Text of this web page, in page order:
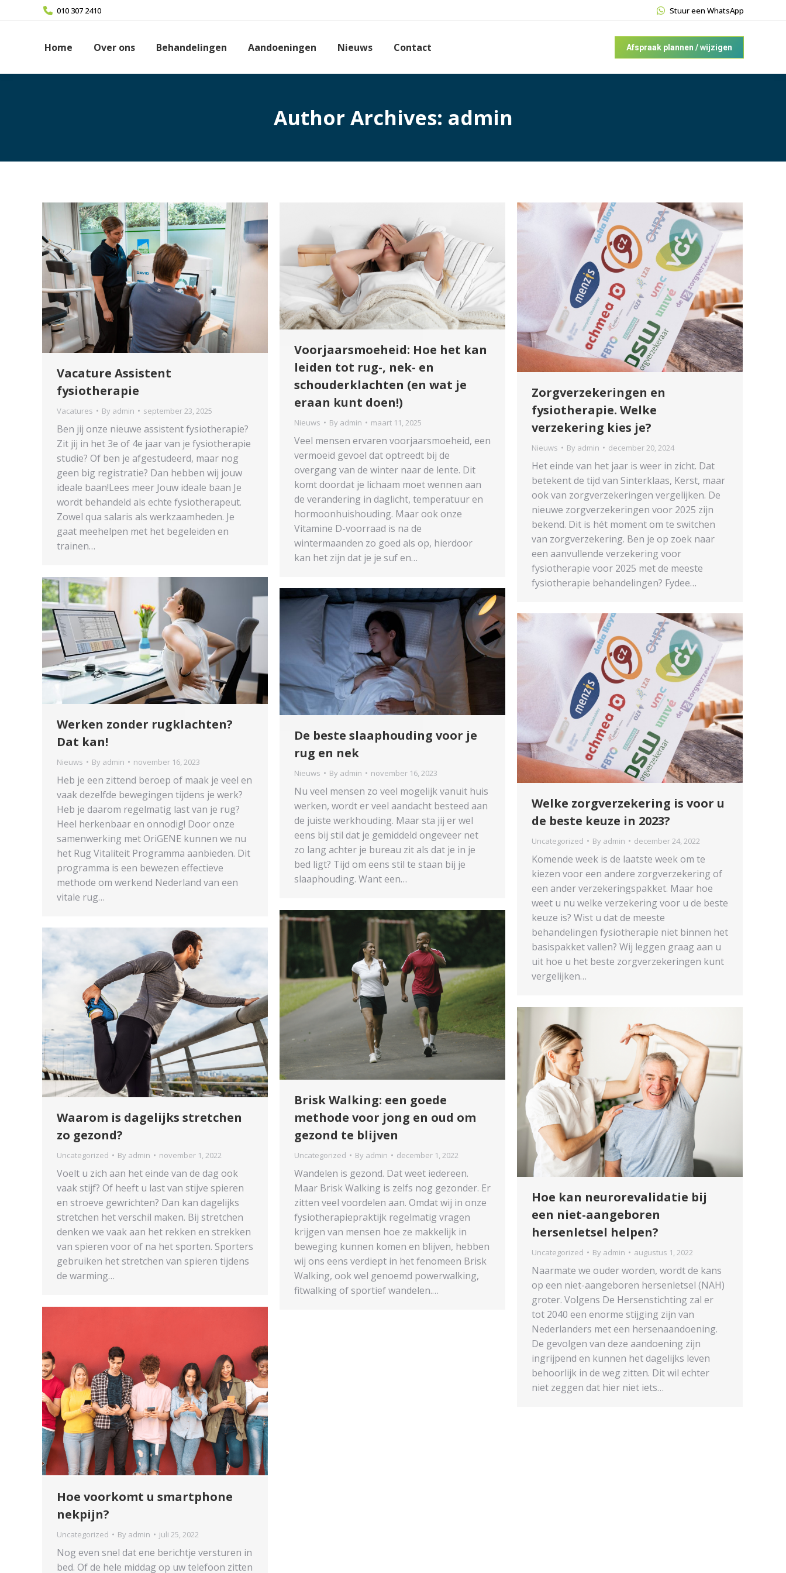
010 307 2410 Stuur een WhatsApp
Home Over ons Behandelingen Aandoeningen Nieuws Contact Afspraak plannen / wijzigen
Author Archives: admin
Vacature Assistent
fysiotherapie
Vacatures By admin september 23, 2025
Ben jij onze nieuwe assistent fysiotherapie?
Zit jij in het 3e of 4e jaar van je fysiotherapie
studie? Of ben je afgestudeerd, maar nog
geen big registratie? Dan hebben wij jouw
ideale baan!Lees meer Jouw ideale baan Je
wordt behandeld als echte fysiotherapeut.
Zowel qua salaris als werkzaamheden. Je
gaat meehelpen met het begeleiden en
trainen…
Voorjaarsmoeheid: Hoe het kan
leiden tot rug-, nek- en
schouderklachten (en wat je
eraan kunt doen!)
Nieuws By admin maart 11, 2025
Veel mensen ervaren voorjaarsmoeheid, een
vermoeid gevoel dat optreedt bij de
overgang van de winter naar de lente. Dit
komt doordat je lichaam moet wennen aan
de verandering in daglicht, temperatuur en
hormoonhuishouding. Maar ook onze
Vitamine D-voorraad is na de
wintermaanden zo goed als op, hierdoor
kan het zijn dat je je suf en…
Zorgverzekeringen en
fysiotherapie. Welke
verzekering kies je?
Nieuws By admin december 20, 2024
Het einde van het jaar is weer in zicht. Dat
betekent de tijd van Sinterklaas, Kerst, maar
ook van zorgverzekeringen vergelijken. De
nieuwe zorgverzekeringen voor 2025 zijn
bekend. Dit is hét moment om te switchen
van zorgverzekering. Ben je op zoek naar
een aanvullende verzekering voor
fysiotherapie voor 2025 met de meeste
fysiotherapie behandelingen? Fydee…
Werken zonder rugklachten?
Dat kan!
Nieuws By admin november 16, 2023
Heb je een zittend beroep of maak je veel en
vaak dezelfde bewegingen tijdens je werk?
Heb je daarom regelmatig last van je rug?
Heel herkenbaar en onnodig! Door onze
samenwerking met OriGENE kunnen we nu
het Rug Vitaliteit Programma aanbieden. Dit
programma is een bewezen effectieve
methode om werkend Nederland van een
vitale rug…
De beste slaaphouding voor je
rug en nek
Nieuws By admin november 16, 2023
Nu veel mensen zo veel mogelijk vanuit huis
werken, wordt er veel aandacht besteed aan
de juiste werkhouding. Maar sta jij er wel
eens bij stil dat je gemiddeld ongeveer net
zo lang achter je bureau zit als dat je in je
bed ligt? Tijd om eens stil te staan bij je
slaaphouding. Want een…
Welke zorgverzekering is voor u
de beste keuze in 2023?
Uncategorized By admin december 24, 2022
Komende week is de laatste week om te
kiezen voor een andere zorgverzekering of
een ander verzekeringspakket. Maar hoe
weet u nu welke verzekering voor u de beste
keuze is? Wist u dat de meeste
behandelingen fysiotherapie niet binnen het
basispakket vallen? Wij leggen graag aan u
uit hoe u het beste zorgverzekeringen kunt
vergelijken…
Brisk Walking: een goede
methode voor jong en oud om
gezond te blijven
Uncategorized By admin december 1, 2022
Wandelen is gezond. Dat weet iedereen.
Maar Brisk Walking is zelfs nog gezonder. Er
zitten veel voordelen aan. Omdat wij in onze
fysiotherapiepraktijk regelmatig vragen
krijgen van mensen hoe ze makkelijk in
beweging kunnen komen en blijven, hebben
wij ons eens verdiept in het fenomeen Brisk
Walking, ook wel genoemd powerwalking,
fitwalking of sportief wandelen.…
Waarom is dagelijks stretchen
zo gezond?
Uncategorized By admin november 1, 2022
Voelt u zich aan het einde van de dag ook
vaak stijf? Of heeft u last van stijve spieren
en stroeve gewrichten? Dan kan dagelijks
stretchen het verschil maken. Bij stretchen
denken we vaak aan het rekken en strekken
van spieren voor of na het sporten. Sporters
gebruiken het stretchen van spieren tijdens
de warming…
Hoe kan neurorevalidatie bij
een niet-aangeboren
hersenletsel helpen?
Uncategorized By admin augustus 1, 2022
Naarmate we ouder worden, wordt de kans
op een niet-aangeboren hersenletsel (NAH)
groter. Volgens De Hersenstichting zal er
tot 2040 een enorme stijging zijn van
Nederlanders met een hersenaandoening.
De gevolgen van deze aandoening zijn
ingrijpend en kunnen het dagelijks leven
behoorlijk in de weg zitten. Dit wil echter
niet zeggen dat hier niet iets…
Hoe voorkomt u smartphone
nekpijn?
Uncategorized By admin juli 25, 2022
Nog even snel dat ene berichtje versturen in
bed. Of de hele middag op uw telefoon zitten